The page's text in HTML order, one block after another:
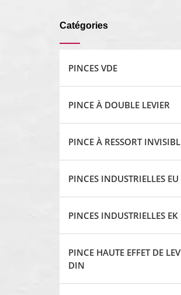
Catégories
PINCES VDE
PINCE À DOUBLE LEVIER
PINCE À RESSORT
PINCES INDUSTRIELLES EU
PINCES INDUSTRIELLES EK
PINCE HAUTE EFFET DE
DIN